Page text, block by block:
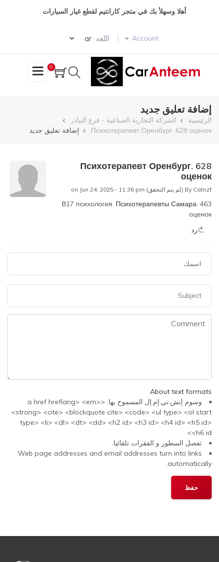
أهلا وسهلأ بك في متجر كارانتيم لقطع غيار السيارات
Account اللغه :
Select your language
0
إضافة تعليق جديد
مسار
الرئيسية
الشركة التجارية الصناعية - فرع البيادر
Психотерапевт Оренбург. 628 оценок
إضافة تعليق جديد
Психотерапевт Оренбург. 628
оценок
By Catnzf (لم يتم التحقق)
В17 психология. Психотерапевты Самара. 463
оценок
رد
About text formats
وسوم إتش.تي.إم.إل المسموح بها: <a href hreflang> <em>
<strong> <cite> <blockquote cite> <code> <ul type> <ol start
type> <li> <dl> <dt> <dd> <h2 id> <h3 id> <h4 id> <h5 id>
<h6 id>
تفصل السطور و الفقرات تلقائيا.
Web page addresses and email addresses turn into links
automatically.